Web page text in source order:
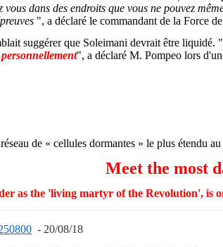
dans des endroits que vous ne pouvez
", a déclaré le commandant de la Force
suggérer que Soleimani devrait être liquidé. "
", a déclaré M. Pompeo lors
de « cellules dormantes » le plus étendu
Meetthe most
as the 'living martyr of the Revolution', is
- 20/08/18